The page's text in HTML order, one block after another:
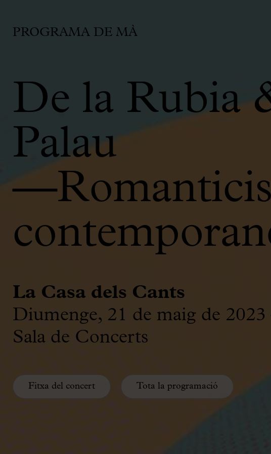
PROGRAMA DE MÀ
De la Rubia
Palau
La Casa dels Cants
Diumenge, 21 de maig de 2023
Sala de Concerts
Fitxa del concert Tota la programació